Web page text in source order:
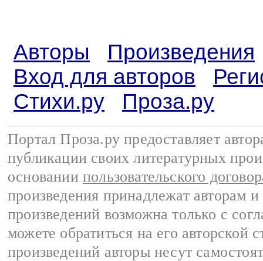
Авторы
Произведения
Вход для авторов
Стихи.ру
Проза.ру
Портал Проза.ру предоставляет
публикации своих литературных
основании пользовательского
произведения принадлежат авторам
произведений возможна только с
можете обратиться на его авторской
произведений авторы несут